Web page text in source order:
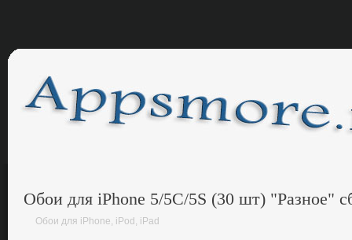
Обои для iPhone 5/5C/5S (30 шт) "Разное"
Обои для iPhone, iPod, iPad